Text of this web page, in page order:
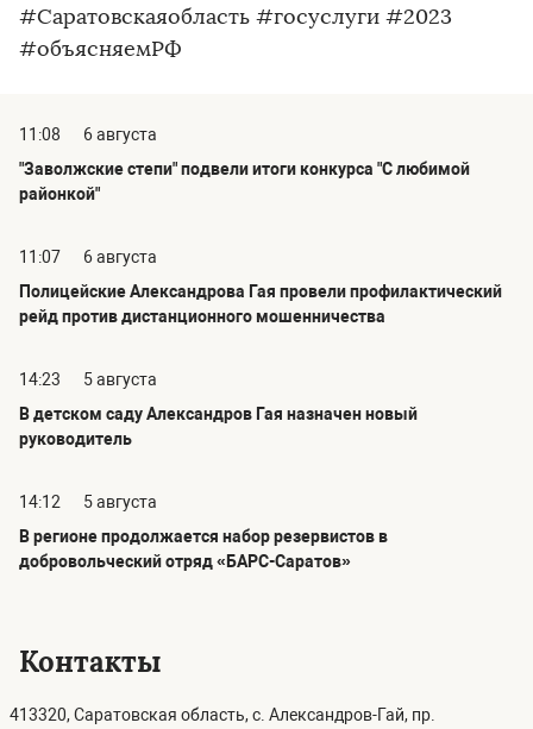
#Саратовскаяобласть #госуслуги #2023
#объясняемРФ
11:08
6 августа
"Заволжские степи" подвели итоги конкурса "С любимой
районкой"
11:07
6 августа
Полицейские Александрова Гая провели профилактический
рейд против дистанционного мошенничества
14:23
5 августа
В детском саду Александров Гая назначен новый
руководитель
14:12
5 августа
В регионе продолжается набор резервистов в
добровольческий отряд «БАРС-Саратов»
Контакты
413320, Саратовская область, с. Александров-Гай, пр.